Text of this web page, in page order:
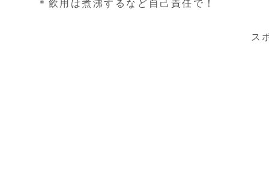
＊飲用は煮沸するなど自己責任で！
ス